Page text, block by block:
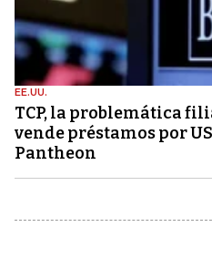
EE.UU.
TCP, la problemática
vende préstamos por
Pantheon